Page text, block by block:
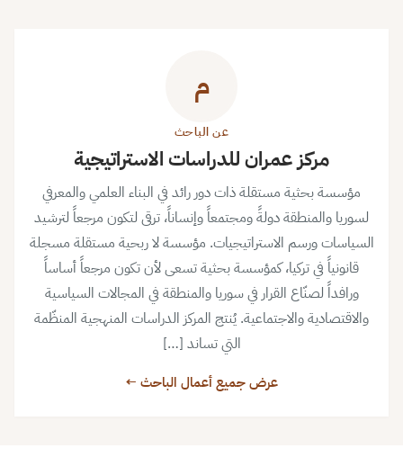
م
عن الباحث
مركز عمران للدراسات الاستراتيجية
مؤسسة بحثية مستقلة ذات دور رائد في البناء العلمي والمعرفي
لسوريا والمنطقة دولةً ومجتمعاً وإنساناً، ترقى لتكون مرجعاً لترشيد
السياسات ورسم الاستراتيجيات. مؤسسة لا ربحية مستقلة مسجلة
قانونياً في تركيا، كمؤسسة بحثية تسعى لأن تكون مرجعاً أساساً
ورافداً لصنّاع القرار في سوريا والمنطقة في المجالات السياسية
والاقتصادية والاجتماعية. يُنتج المركز الدراسات المنهجية المنظّمة
التي تساند […]
عرض جميع أعمال الباحث ←